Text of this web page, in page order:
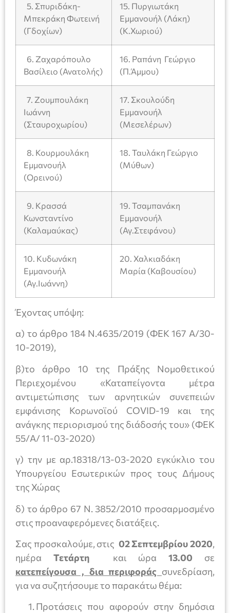
5. Σπυριδάκη-
Μπεκράκη Φωτεινή
(Γδοχίων)
15. Πυργιωτάκη
Εμμανουήλ (Λάκη)
(Κ.Χωριού)
6. Ζαχαρόπουλο
Βασίλειο (Ανατολής)
16. Ραπάνη Γεώργιο
(Π.Άμμου)
7. Ζουμπουλάκη
Ιωάννη
(Σταυροχωρίου)
17. Σκουλούδη
Εμμανουήλ
(Μεσελέρων)
8. Κουρμουλάκη
Εμμανουήλ
(Ορεινού)
18. Ταυλάκη Γεώργιο
(Μύθων)
9. Κρασσά
Κωνσταντίνο
(Καλαμαύκας)
19. Τσαμπανάκη
Εμμανουήλ
(Αγ.Στεφάνου)
10. Κυδωνάκη
Εμμανουήλ
(Αγ.Ιωάννη)
20. Χαλκιαδάκη
Μαρία (Καβουσίου)
Έχοντας υπόψη:
α) το άρθρο 184 Ν.4635/2019 (ΦΕΚ 167 Α/30-
10-2019),
β)το άρθρο 10 της Πράξης Νομοθετικού
Περιεχομένου «Καταπείγοντα μέτρα
αντιμετώπισης των αρνητικών συνεπειών
εμφάνισης Κορωνοϊού COVID-19 και της
ανάγκης περιορισμού της διάδοσής του» (ΦΕΚ
55/Α/ 11-03-2020)
γ) την με αρ.18318/13-03-2020 εγκύκλιο του
Υπουργείου Εσωτερικών προς τους Δήμους
της Χώρας
δ) το άρθρο 67 Ν. 3852/2010 προσαρμοσμένο
στις προαναφερόμενες διατάξεις.
Σας προσκαλούμε, στις 02 Σεπτεμβρίου 2020,
ημέρα Τετάρτη και ώρα13.00 σε
κατεπείγουσα , δια περιφοράς συνεδρίαση,
για να συζητήσουμε το παρακάτω θέμα:
Προτάσεις που αφορούν στην δημόσια